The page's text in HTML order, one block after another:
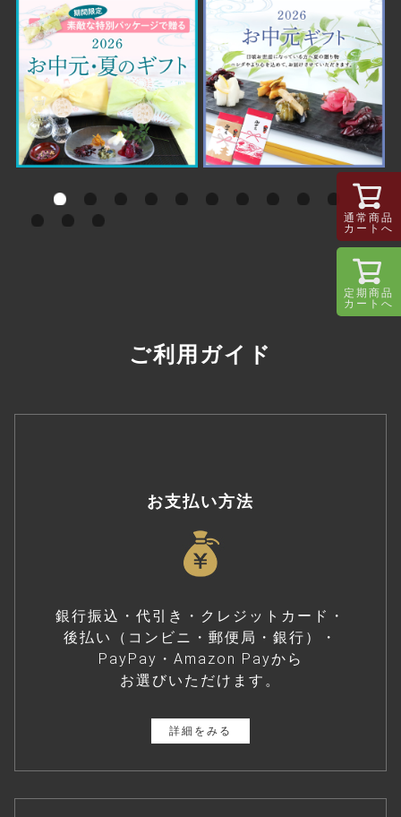
通常商品
カートへ
定期商品
カートへ
ご利用ガイド
お支払い方法
銀行振込・代引き・クレジットカード・
後払い（コンビニ・郵便局・銀行）・
PayPay・Amazon Payから
お選びいただけます。
詳細をみる